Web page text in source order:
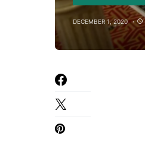
DECEMBER 1, 2020